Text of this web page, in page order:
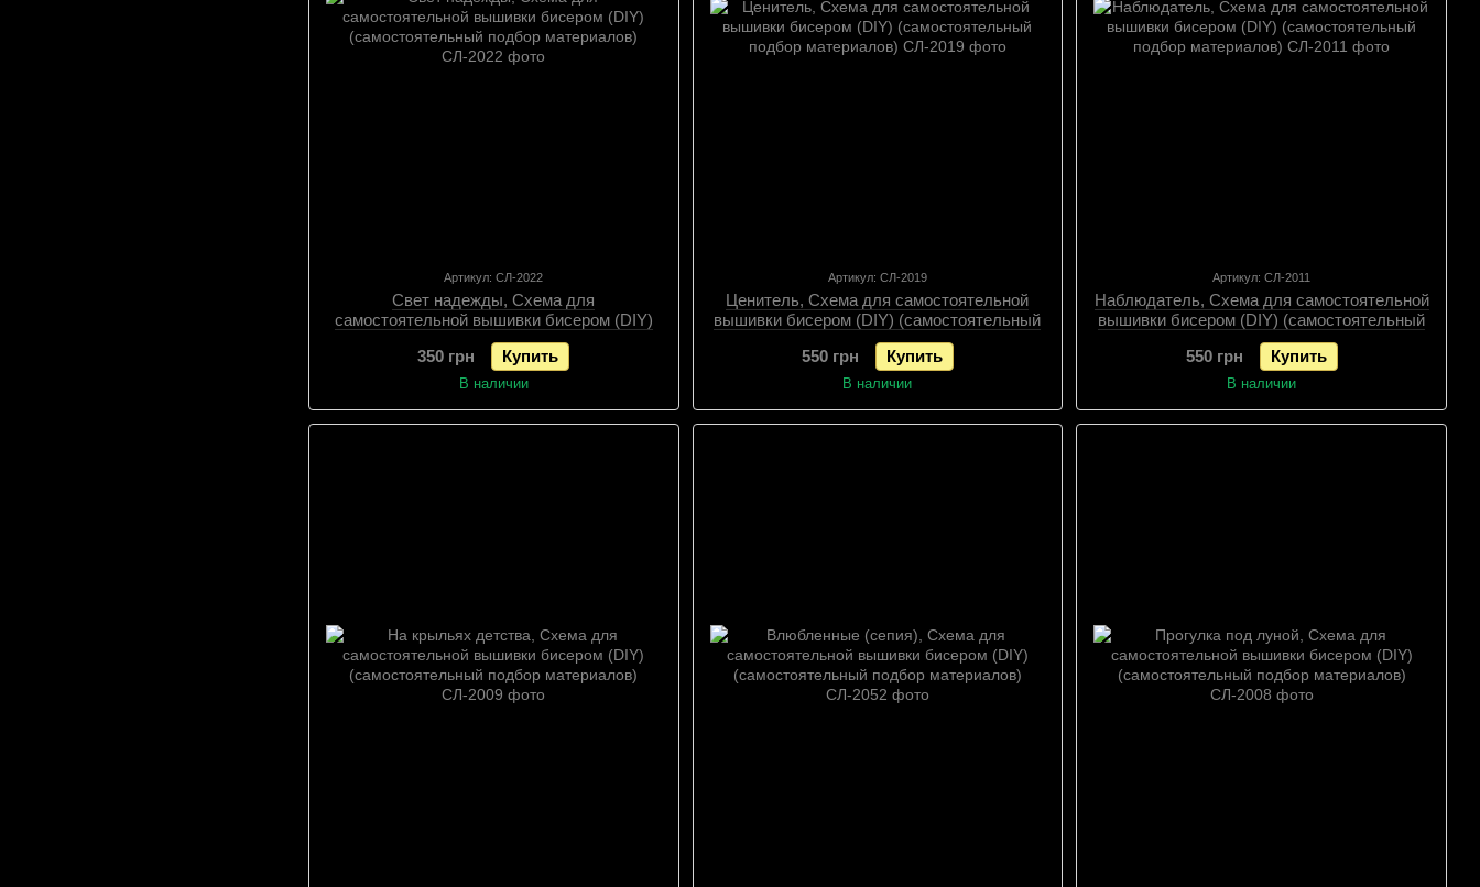
Артикул: СЛ-2022
Свет надежды, Схема для
самостоятельной вышивки бисером (DIY)
(самостоятельный подбор материалов),
Схема
350 грн Купить
В наличии
Артикул: СЛ-2019
Ценитель, Схема для самостоятельной
вышивки бисером (DIY) (самостоятельный
подбор материалов), Схема
550 грн
Купить
В наличии
Артикул: СЛ-2011
Наблюдатель, Схема для самостоятельной
вышивки бисером (DIY) (самостоятельный
подбор материалов), Схема
550 грн
Купить
В наличии